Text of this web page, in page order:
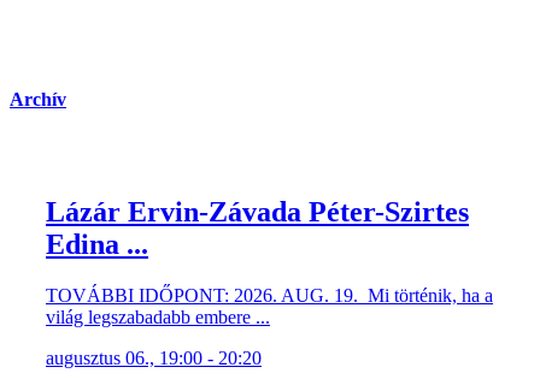
Archív
Lázár Ervin-Závada Péter-Szirtes
Edina ...
TOVÁBBI IDŐPONT: 2026. AUG. 19. Mi történik, ha a
világ legszabadabb embere ...
augusztus 06., 19:00 - 20:20